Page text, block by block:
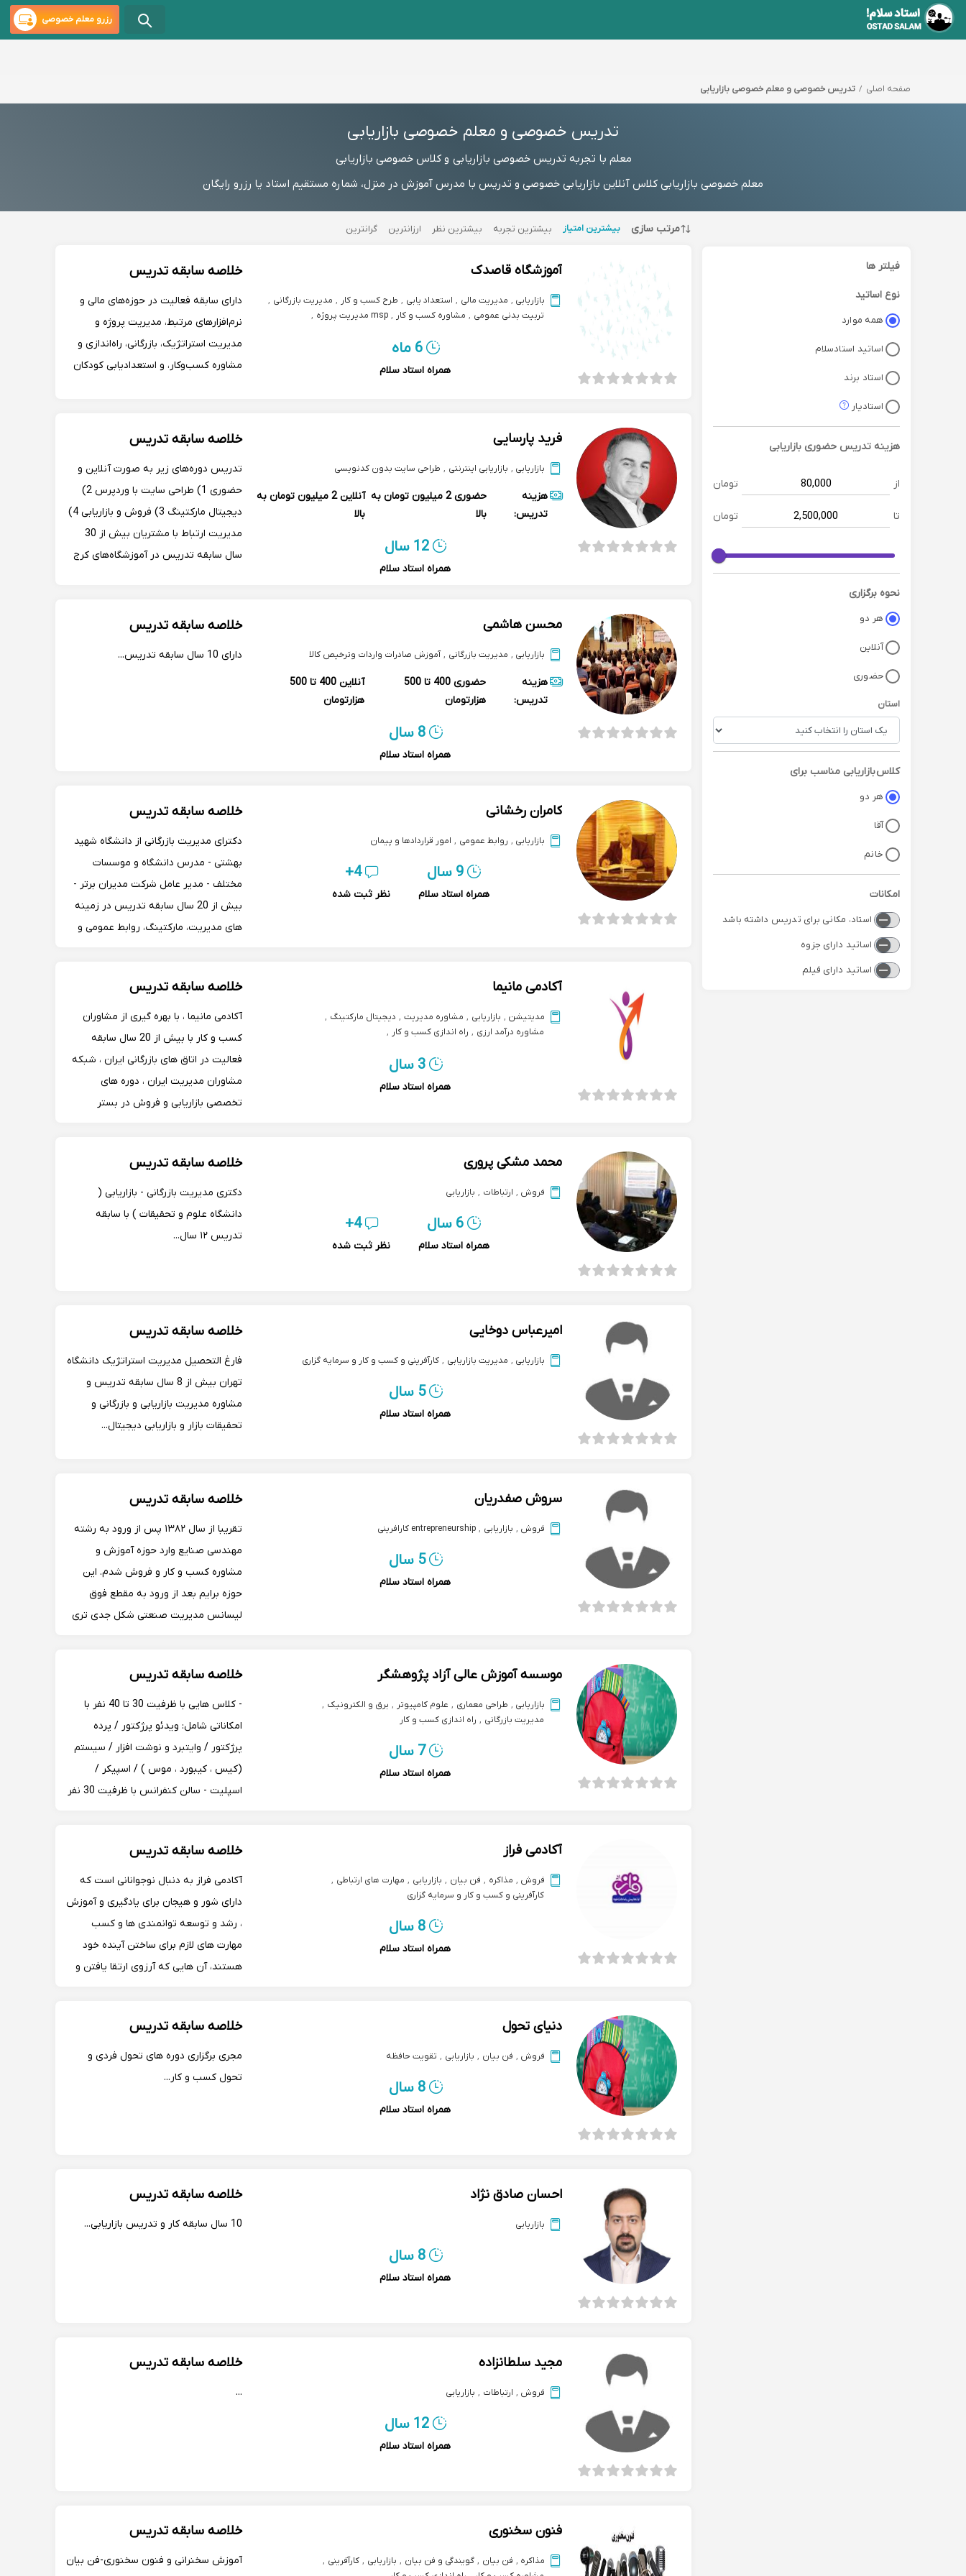
رزرو معلم خصوصی
صفحه اصلی تدریس خصوصی و معلم خصوصی بازاریابی
تدریس خصوصی و معلم خصوصی بازاریابی
معلم با تجربه تدریس خصوصی بازاریابی و کلاس خصوصی بازاریابی
معلم خصوصی بازاریابی کلاس آنلاین بازاریابی خصوصی و تدریس با مدرس آموزش در منزل، شماره مستقیم استاد یا رزرو رایگان
فیلتر ها
نوع اساتید
همه موارد
اساتید استادسلام
استاد برند
استادیار
هزینه تدریس حضوری بازاریابی
از تومان
تا تومان
نحوه برگزاری
هر دو
آنلاین
حضوری
استان
کلاسبازاریابی مناسب برای
هر دو
آقا
خانم
امکانات
استاد، مکانی برای تدریس داشته باشد
اساتید دارای جزوه
اساتید دارای فیلم
مرتب سازی بیشترین امتیاز بیشترین تجربه بیشترین نظر ارزانترین گرانترین
آموزشگاه قاصدک
بازاریابی , مدیریت مالی , استعداد یابی , طرح کسب و کار , مدیریت بازرگانی ,
تربیت بدنی عمومی , مشاوره کسب و کار , msp مدیریت پروژه
,
مدیریت ارتباط با مشتری
6 ماه
همراه استاد سلام
خلاصه سابقه تدریس
دارای سابقه فعالیت در حوزه‌های مالی و
نرم‌افزارهای مرتبط، مدیریت پروژه و
مدیریت استراتژیک، بازرگانی، راه‌اندازی و
مشاوره کسب‌وکار، و استعدادیابی کودکان
فرید پارسایی
بازاریابی , بازاریابی اینترنتی , طراحی سایت بدون کدنویسی
هزینه
تدریس:
حضوری
2 میلیون تومان به
بالا
آنلاین
2 میلیون تومان به
بالا
12 سال
همراه استاد سلام
خلاصه سابقه تدریس
تدریس دوره‌های زیر به صورت آنلاین و
حضوری 1) طراحی سایت با وردپرس 2)
دیجیتال مارکتینگ 3) فروش و بازاریابی 4)
مدیریت ارتباط با مشتریان بیش از 30
سال سابقه تدریس در آموزشگاه‌های کرج
محسن هاشمی
بازاریابی , مدیریت بازرگانی , آموزش صادرات واردات وترخیص کالا
هزینه
تدریس:
حضوری
400 تا 500
هزارتومان
آنلاین
400 تا 500
هزارتومان
8 سال
همراه استاد سلام
خلاصه سابقه تدریس
دارای 10 سال سابقه تدریس...
کامران رخشانی
بازاریابی , روابط عمومی , امور قراردادها و پیمان
9 سال
همراه استاد سلام
4+
نظر ثبت شده
خلاصه سابقه تدریس
دکترای مدیریت بازرگانی از دانشگاه شهید
بهشتی - مدرس دانشگاه و موسسات
مختلف - مدیر عامل شرکت مدیران برتر -
بیش از 20 سال سابقه تدریس در زمینه
های مدیریت، مارکتینگ، روابط عمومی و
مهارت های مذاکره و متقاعد سازی و ...
آکادمی مانیما
مدیتیشن , بازاریابی , مشاوره مدیریت , دیجیتال مارکتینگ ,
مشاوره درآمد ارزی , راه اندازی کسب و کار ,
3 سال
همراه استاد سلام
خلاصه سابقه تدریس
آکادمی مانیما ، با بهره گیری از مشاوران
کسب و کار با بیش از 20 سال سابقه
فعالیت در اتاق های بازرگانی ایران ، شبکه
مشاوران مدیریت ایران ، دوره های
تخصصی بازاریابی و فروش در بستر
محمد مشکی پروری
فروش , ارتباطات , بازاریابی
6 سال
همراه استاد سلام
4+
نظر ثبت شده
خلاصه سابقه تدریس
دکتری مدیریت بازرگانی - بازاریابی (
دانشگاه علوم و تحقیقات ) با سابقه
تدریس ۱۲ سال...
امیرعباس دوخایی
بازاریابی , مدیریت بازاریابی , کارآفرینی و کسب و کار و سرمایه گزاری
5 سال
همراه استاد سلام
خلاصه سابقه تدریس
فارغ التحصیل مدیریت استراتژیک دانشگاه
تهران بیش از 8 سال سابقه تدریس و
مشاوره مدیریت بازاریابی و بازرگانی و
تحقیقات بازار و بازاریابی دیجیتال...
سروش صفدریان
فروش , بازاریابی , entrepreneurship کارافرینی
5 سال
همراه استاد سلام
خلاصه سابقه تدریس
تقریبا از سال ۱۳۸۲ پس از ورود به رشته
مهندسی صنایع وارد حوزه آموزش و
مشاوره کسب و کار و فروش شدم. این
حوزه برایم بعد از ورود به مقطع فوق
لیسانس مدیریت صنعتی شکل جدی تری
گذراندن دوره های MBA و فروش پیش
برترین اساتید ایران و جهان...
موسسه آموزش عالی آزاد پژوهشگر
بازاریابی , طراحی معماری , علوم کامپیوتر , برق و الکترونیک ,
مدیریت بازرگانی , راه اندازی کسب و کار
7 سال
همراه استاد سلام
خلاصه سابقه تدریس
- کلاس هایی با ظرفیت 30 تا 40 نفر با
امکاناتی شامل: ویدئو پرژکتور / پرده
پرژکتور / وایتبرد و نوشت افزار / سیستم
(کیس ، کیبورد ، موس ) / اسپیکر /
اسپلیت - سالن کنفرانس با ظرفیت 30 نفر
کمری - 6 سایت با ظرفیت 20 نفر هر ...
آکادمی فراز
فروش , مذاکره , فن بیان , بازاریابی , مهارت های ارتباطی ,
کارآفرینی و کسب و کار و سرمایه گزاری
8 سال
همراه استاد سلام
خلاصه سابقه تدریس
آکادمی فراز به دنبال نوجوانانی است که
دارای شور و هیجان برای یادگیری و آموزش
، رشد و توسعه توانمندی ها و کسب
مهارت های لازم برای ساختن آینده خود
هستند، آن هایی که آرزوی ارتقا یافتن و
راستا تلاش گردیده با راه اندازی و ...
دنیای تحول
فروش , فن بیان , بازاریابی , تقویت حافظه
8 سال
همراه استاد سلام
خلاصه سابقه تدریس
مجری برگزاری دوره های تحول فردی و
تحول کسب و کار...
احسان صادق نژاد
بازاریابی
8 سال
همراه استاد سلام
خلاصه سابقه تدریس
10 سال سابقه کار و تدریس بازاریابی...
مجید سلطانزاده
فروش , ارتباطات , بازاریابی
12 سال
همراه استاد سلام
خلاصه سابقه تدریس
...
فنون سخنوری
مذاکره , فن بیان , گویندگی و فن بیان , بازاریابی , کارآفرینی ,
خلاصه سابقه تدریس
آموزش سخنرانی و فنون سخنوری-فن بیان